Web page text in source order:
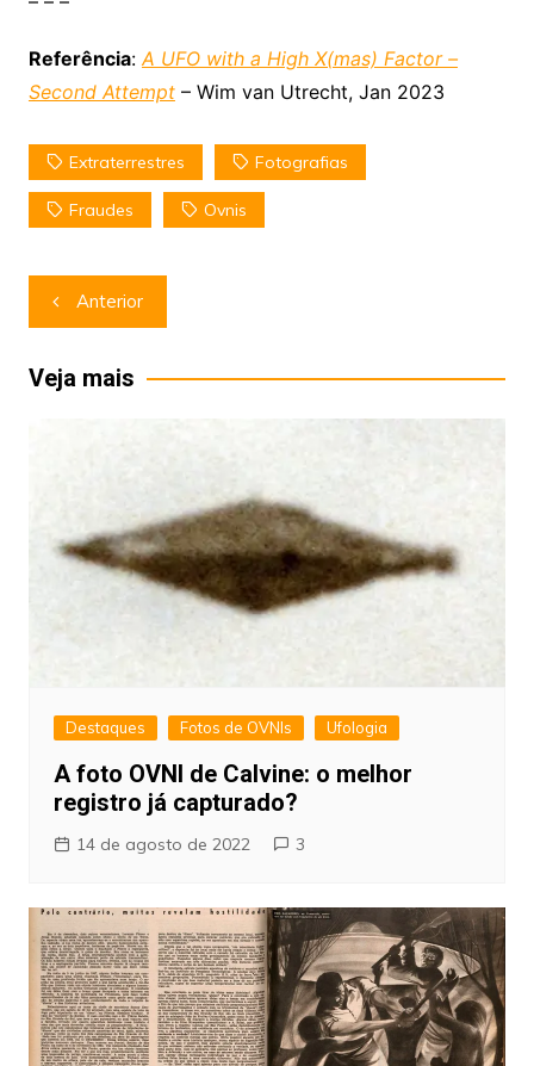
Referência:A UFO with a High X(mas) Factor –
Second Attempt– Wim van Utrecht, Jan 2023
Extraterrestres Fotografias
Fraudes Ovnis
Navegação
de
Post
Anterior
Veja mais
Destaques Fotos de OVNIs Ufologia
A foto OVNI de Calvine: o melhor
registro já capturado?
14 de agosto de 2022 3